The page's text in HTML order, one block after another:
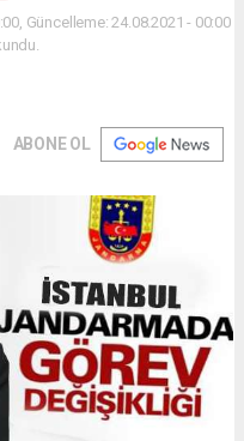
Güncelleme: 24.08.2021 - 00:00
ABONE OL